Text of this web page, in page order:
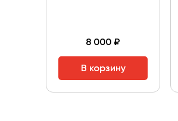
8 000 ₽
В корзину